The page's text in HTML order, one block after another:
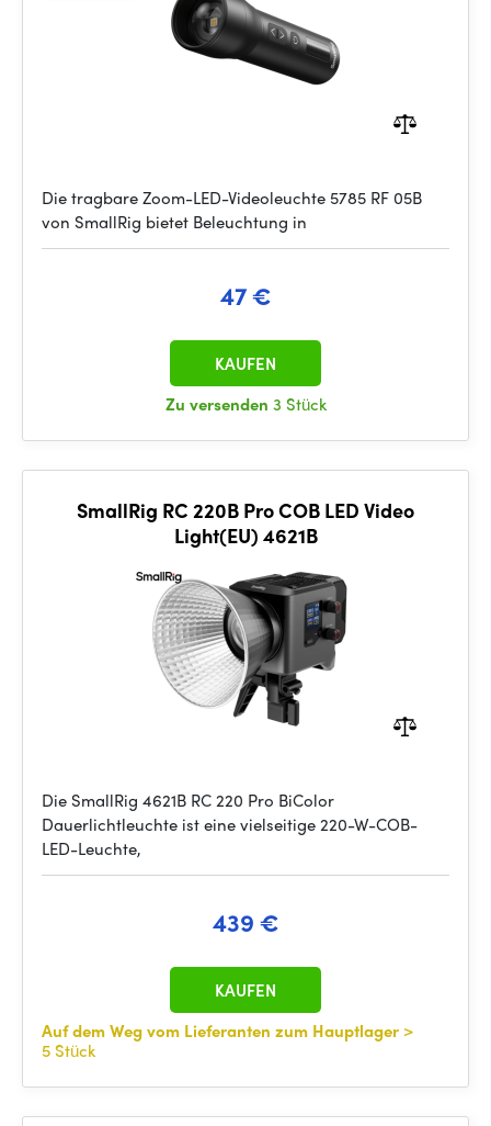
Die tragbare Zoom-LED-Videoleuchte 5785 RF 05B
von SmallRig bietet Beleuchtung in
47 €
Zu versenden 3 Stück
KAUFEN
SmallRig RC 220B Pro COB LED Video
Light(EU) 4621B
Die SmallRig 4621B RC 220 Pro BiColor
Dauerlichtleuchte ist eine vielseitige 220-W-COB-
LED-Leuchte,
439 €
Auf dem Weg vom Lieferanten zum Hauptlager >
5 Stück
KAUFEN